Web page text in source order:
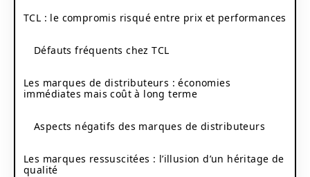
TCL : le compromis risqué entre prix et performances
Défauts fréquents chez TCL
Les marques de distributeurs : économies
immédiates mais coût à long terme
Aspects négatifs des marques de distributeurs
Les marques ressuscitées : l’illusion d’un héritage de
qualité